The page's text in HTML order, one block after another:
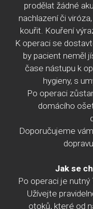
prodělat žádné
nachlazení či
kouřit. Kouření
K operaci se
by pacient neměl
čase nástupu k
hygieny, s
Po operaci
domácího
Doporučujeme
Jak se
Po operaci je nutný
Užívejte
otoků, které od